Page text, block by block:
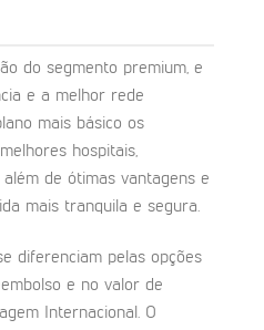
do segmento premium, e
e a melhor rede
mais básico os
hospitais,
de ótimas vantagens e
mais tranquila e segura.
diferenciam pelas opções
e no valor de
Internacional. O